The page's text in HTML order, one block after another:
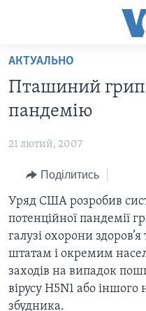
Перейти
матеріалу
Перейти
меню
Перейти
до
Пошуку
США
УКРАЇНА
ВІЙНА - ЦЕ ОСОБИСТЕ
УКРАЇНЦІ У СВІТІ
НАУКА
ЗДОРОВ'Я
КУЛЬТУРА
ПОЛІТИКА В США
АДМІНІСТРАЦІЯ
УКРАЇНЦІ В АМЕРИЦІ
УКРАЇНА
ІНТЕРВ'Ю
БОРОТЬБА З
АКТУАЛЬНО
Пташиний
пандемію
21 лютий, 2007
Поділитись
Уряд США розробив
потенційної пандемії
галузі охорони
штатам і окремим
заходів на випадок
вірусу H5N1 або
збудника.